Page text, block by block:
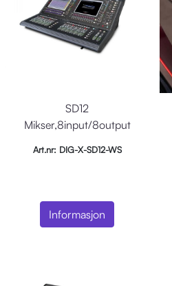
SD12
Mikser,8input/8output
kortplasser
Art.nr: DIG-X-SD12-WS
Informasjon